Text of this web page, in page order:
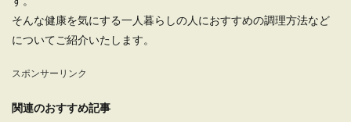
そんな健康を気にする一人暮らしの人におすすめの調理方法など
についてご紹介いたします。
スポンサーリンク
関連のおすすめ記事